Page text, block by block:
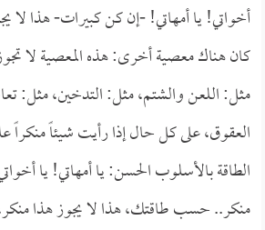
أخواتي! يا أمهاتي! -إن كن كبيرات- هذا لا
كان هناك معصية أخرى: هذه المعصية لا
مثل: اللعن والشتم، مثل: التدخين، مثل:
العقوق، على كل حال إذا رأيت شيئاً
الطاقة بالأسلوب الحسن: يا أمهاتي! يا
منكر.. حسب طاقتك، هذا لا يجوز هذا منكر،